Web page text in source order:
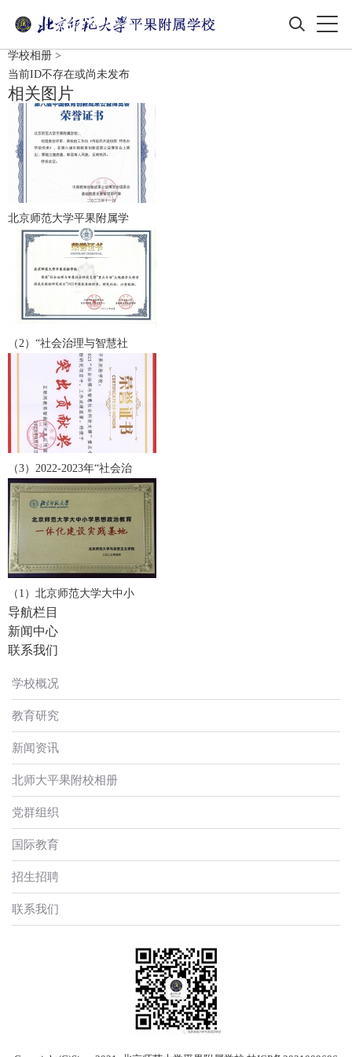
学校相册 >
当前ID不存在或尚未发布
相关图片
北京师范大学平果附属学
（2）“社会治理与智慧社
（3）2022-2023年“社会治
（1）北京师范大学大中小
导航栏目
新闻中心
联系我们
学校概况
教育研究
新闻资讯
北师大平果附校相册
党群组织
国际教育
招生招聘
联系我们